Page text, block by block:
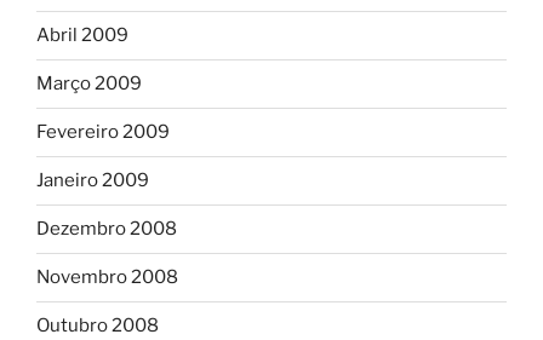
Abril 2009
Março 2009
Fevereiro 2009
Janeiro 2009
Dezembro 2008
Novembro 2008
Outubro 2008